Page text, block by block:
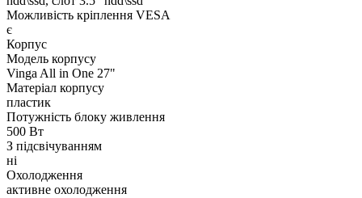
Можливість кріплення VESA
є
Корпус
Модель корпусу
Vinga All in One 27"
Матеріал корпусу
пластик
Потужність блоку живлення
500 Вт
З підсвічуванням
ні
Охолодження
активне охолодження